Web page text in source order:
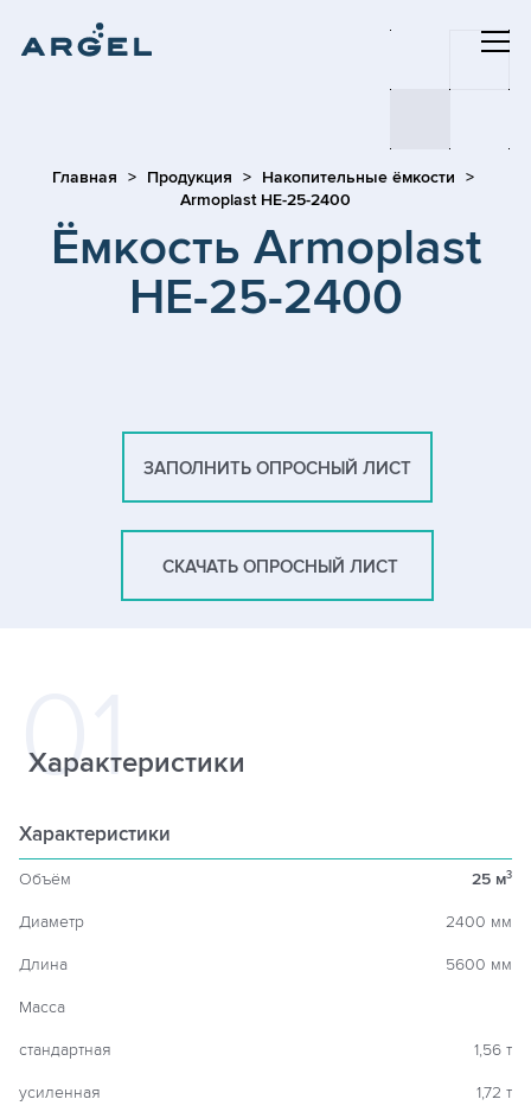
Главная Продукция
Накопительные ёмкости
Armoplast HE-25-2400
Ёмкость Armoplast
HE-25-2400
ЗАПОЛНИТЬ ОПРОСНЫЙ ЛИСТ
СКАЧАТЬ ОПРОСНЫЙ ЛИСТ
Характеристики
Характеристики
Объём 25 м3
Диаметр 2400 мм
Длина 5600 мм
Масса
стандартная 1,56 т
усиленная 1,72 т